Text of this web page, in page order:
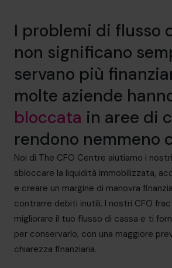
I problemi di flusso
non significano
servano più
molte aziende
bloccata in aree di
rendono nemmeno
Noi di The CFO Centre aiutiamo i
sbloccare la liquidità immobilizzata,
e creare un margine di manovra
contrarre debiti inutili. I nostri CFO
migliorare il tuo flusso di cassa e ti
per conservarlo, con una maggiore
chiarezza finanziaria.